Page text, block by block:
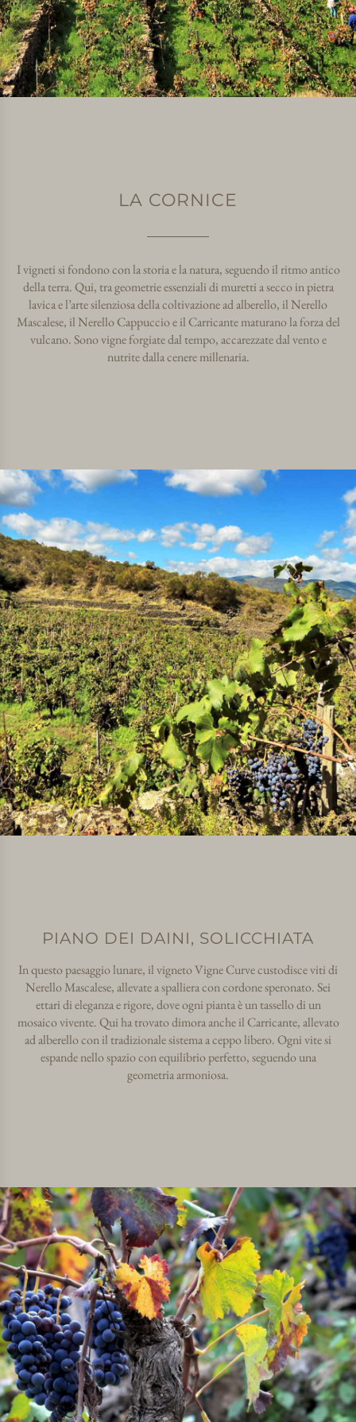
LA CORNICE
I vigneti si fondono con la storia e la natura, seguendo il ritmo antico
della terra. Qui, tra geometrie essenziali di muretti a secco in pietra
lavica e l’arte silenziosa della coltivazione ad alberello, il Nerello
Mascalese, il Nerello Cappuccio e il Carricante maturano la forza del
vulcano. Sono vigne forgiate dal tempo, accarezzate dal vento e
nutrite dalla cenere millenaria.
PIANO DEI DAINI, SOLICCHIATA
In questo paesaggio lunare, il vigneto Vigne Curve custodisce viti di
Nerello Mascalese, allevate a spalliera con cordone speronato. Sei
ettari di eleganza e rigore, dove ogni pianta è un tassello di un
mosaico vivente. Qui ha trovato dimora anche il Carricante, allevato
ad alberello con il tradizionale sistema a ceppo libero. Ogni vite si
espande nello spazio con equilibrio perfetto, seguendo una
geometria armoniosa.